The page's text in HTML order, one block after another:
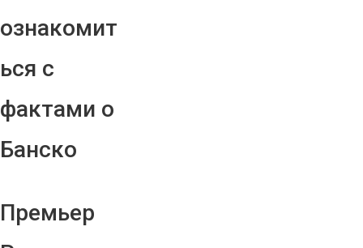
ознакомит
ься с
фактами о
Банско
Премьер